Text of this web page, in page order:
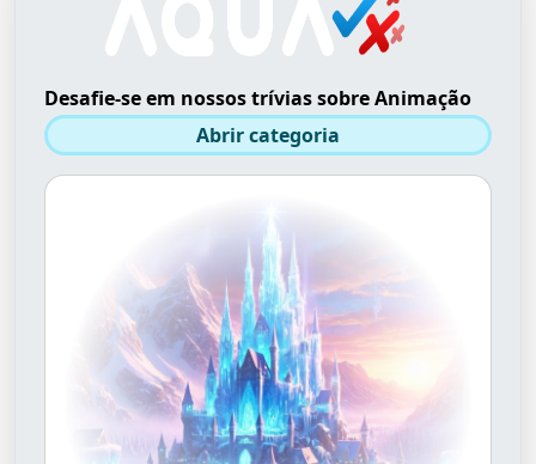
Desafie-se em nossos trívias sobre Animação
Abrir categoria